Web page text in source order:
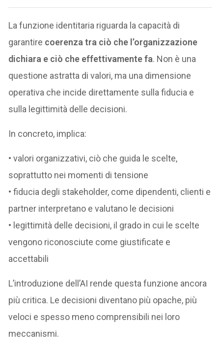
La funzione identitaria riguarda la capacità di
garantire coerenza tra ciò che l’organizzazione
dichiara e ciò che effettivamente fa. Non è una
questione astratta di valori, ma una dimensione
operativa che incide direttamente sulla fiducia e
sulla legittimità delle decisioni.
In concreto, implica:
• valori organizzativi, ciò che guida le scelte,
soprattutto nei momenti di tensione
• fiducia degli stakeholder, come dipendenti, clienti e
partner interpretano e valutano le decisioni
• legittimità delle decisioni, il grado in cui le scelte
vengono riconosciute come giustificate e
accettabili
L’introduzione dell’AI rende questa funzione ancora
più critica. Le decisioni diventano più opache, più
veloci e spesso meno comprensibili nei loro
meccanismi.